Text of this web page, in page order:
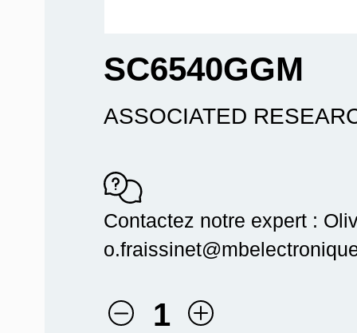
SC6540GGM
ASSOCIATED
Contactez notre expert :
1